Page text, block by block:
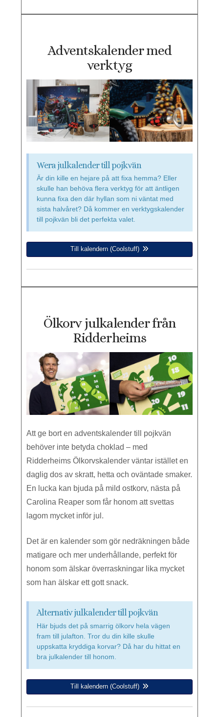
Adventskalender med
verktyg
Wera julkalender till pojkvän
Är din kille en hejare på att fixa hemma? Eller
skulle han behöva flera verktyg för att äntligen
kunna fixa den där hyllan som ni väntat med
sista halvåret? Då kommer en verktygskalender
till pojkvän bli det perfekta valet.
Till kalendern (Coolstuff)
Ölkorv julkalender från
Ridderheims
Att ge bort en adventskalender till pojkvän
behöver inte betyda choklad – med
Ridderheims Ölkorvskalender väntar istället en
daglig dos av skratt, hetta och oväntade smaker.
En lucka kan bjuda på mild ostkorv, nästa på
Carolina Reaper som får honom att svettas
lagom mycket inför jul.
Det är en kalender som gör nedräkningen både
matigare och mer underhållande, perfekt för
honom som älskar överraskningar lika mycket
som han älskar ett gott snack.
Alternativ julkalender till pojkvän
Här bjuds det på smarrig ölkorv hela vägen
fram till julafton. Tror du din kille skulle
uppskatta kryddiga korvar? Då har du hittat en
bra julkalender till honom.
Till kalendern (Coolstuff)